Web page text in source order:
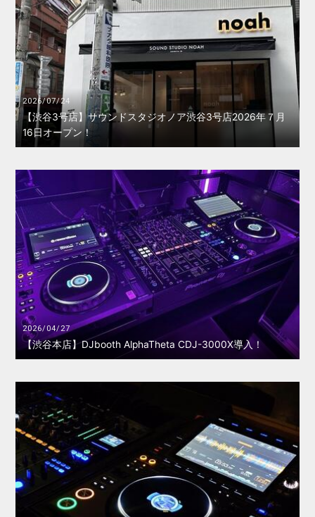
2026/07/24
【渋谷3号店】サウンドスタジオノア渋谷3号店2026年７月
16日オープン！
2026/04/27
【渋谷本店】DJbooth AlphaTheta CDJ-3000X導入！